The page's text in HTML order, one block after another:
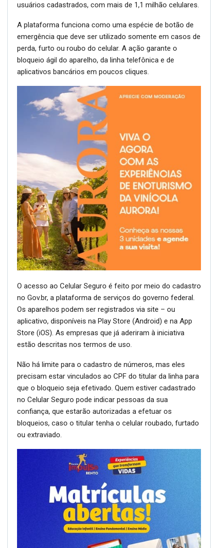
usuários cadastrados, com mais de 1,1 milhão celulares.
A plataforma funciona como uma espécie de botão de
emergência que deve ser utilizado somente em casos de
perda, furto ou roubo do celular. A ação garante o
bloqueio ágil do aparelho, da linha telefônica e de
aplicativos bancários em poucos cliques.
O acesso ao Celular Seguro é feito por meio do cadastro
no Gov.br, a plataforma de serviços do governo federal.
Os aparelhos podem ser registrados via site – ou
aplicativo, disponíveis na Play Store (Android) e na App
Store (iOS). As empresas que já aderiram à iniciativa
estão descritas nos termos de uso.
Não há limite para o cadastro de números, mas eles
precisam estar vinculados ao CPF do titular da linha para
que o bloqueio seja efetivado. Quem estiver cadastrado
no Celular Seguro pode indicar pessoas da sua
confiança, que estarão autorizadas a efetuar os
bloqueios, caso o titular tenha o celular roubado, furtado
ou extraviado.